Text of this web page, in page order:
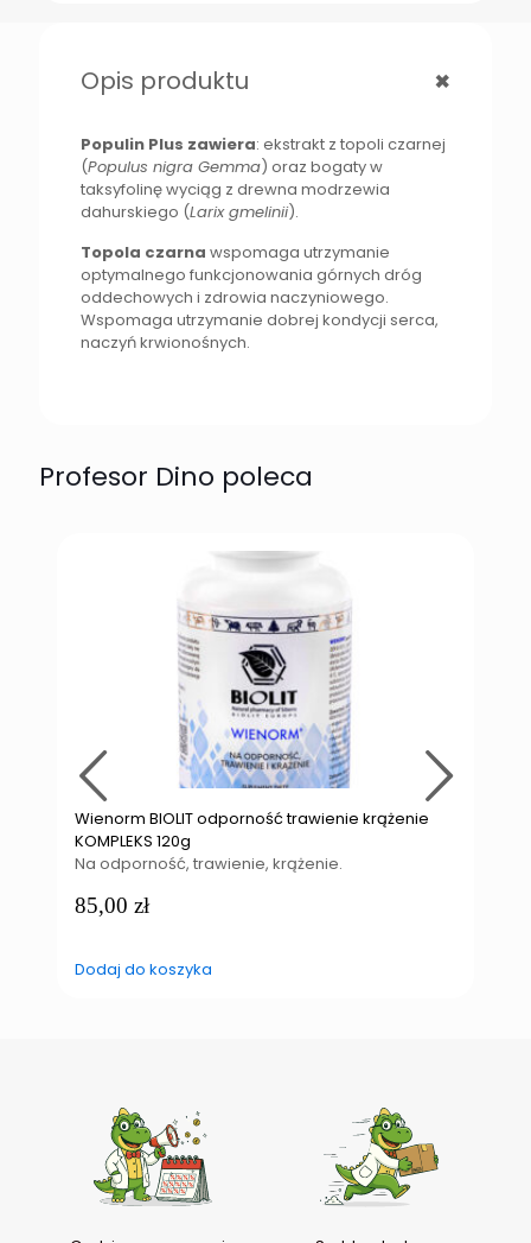
Opis produktu +
Populin Plus zawiera: ekstrakt z topoli czarnej
(Populus nigra Gemma) oraz bogaty w
taksyfolinę wyciąg z drewna modrzewia
dahurskiego (Larix gmelinii).
Topola czarna wspomaga utrzymanie
optymalnego funkcjonowania górnych dróg
oddechowych i zdrowia naczyniowego.
Wspomaga utrzymanie dobrej kondycji serca,
naczyń krwionośnych.
Profesor Dino poleca
Wienorm BIOLIT odporność trawienie krążenie
KOMPLEKS 120g
Na odporność, trawienie, krążenie.
85,00 zł
Dodaj do koszyka